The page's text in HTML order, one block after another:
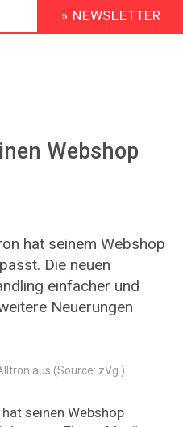
HEADER
MENU
» NEWSLETTER
Webshop
hat seinem Webshop
Die neuen
einfacher und
Neuerungen
aus (Source: zVg.)
seinen Webshop